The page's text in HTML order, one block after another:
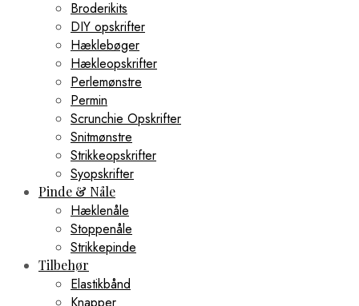
Broderikits
DIY opskrifter
Hæklebøger
Hækleopskrifter
Perlemønstre
Permin
Scrunchie Opskrifter
Snitmønstre
Strikkeopskrifter
Syopskrifter
Pinde & Nåle
Hæklenåle
Stoppenåle
Strikkepinde
Tilbehør
Elastikbånd
Knapper